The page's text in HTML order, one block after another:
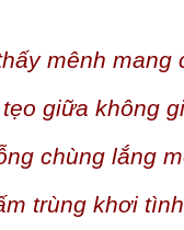
mênh mang
giữa không
chùng lắng
trùng khơi